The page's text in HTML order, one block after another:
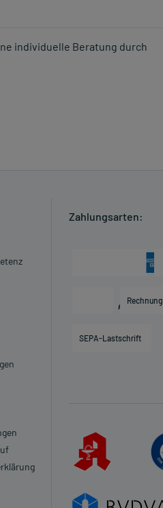
individuelle Beratung durch
Zahlungsarten:
Rechnung
SEPA-Lastschrift